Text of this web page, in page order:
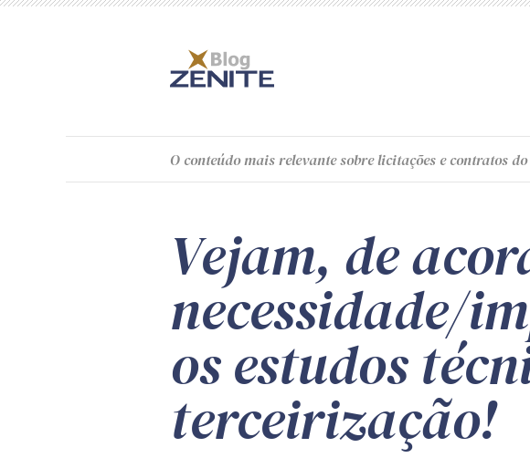
O conteúdomais relevante sobre licitações e contratos
Vejam, de
necessidade/
os estudos
terceirização!